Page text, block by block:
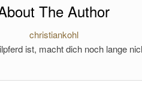
The Author
christiankohl
ist, macht dich noch lange